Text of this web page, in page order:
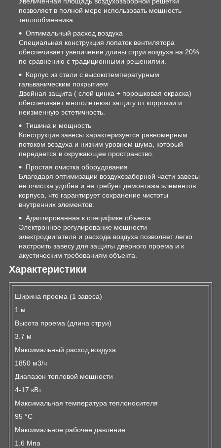
позволяет в полной мере использовать мощность
теплообменника.
Оптимальный расход воздуха
Специальная конструкция лопаток вентилятора
обеспечивает увеличение длины струи воздуха на 20%
по сравнению с традиционными решениями.
Корпус из стали с высокотемпературным
гальваническим покрытием
Двойная защита ( слой цинка + порошковая окраска)
обеспечивает многолетнюю защиту от коррозии и
неизменную эстетичность.
Тишина и мощность
Конструкция завесы характеризуется равномерным
потоком воздуха и низким уровнем шума, который
передается в окружающее пространство.
Простая очистка оборудования
Благодаря оптимизации воздухозаборной части завесы
ее очистка удобна и не требует демонтажа элементов
корпуса, что гарантирует сохранение чистоты
внутренних элементов.
Адаптированная к специфике объекта
Электронное регулирование мощности
электродвигателя и расхода воздуха позволяет легко
настроить завесу для защиты дверного проема и к
акустическим требованиям объекта.
Характеристики
Ширина проема (1 завеса)
1 м
Высота проема (длина струи)
3.7 м
Максимальный расход воздуха
1850 м3/ч
Диапазон тепловой мощности
4-17 кВт
Максимальная температура теплоносителя
95 °С
Максимальное рабочее давление
1.6 Мпа